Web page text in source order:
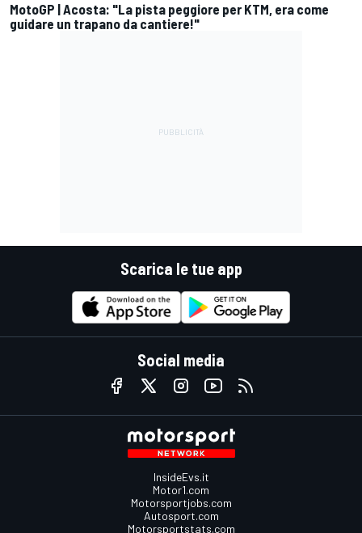
MotoGP | Acosta: "La pista peggiore per KTM, era come
guidare un trapano da cantiere!"
Scarica le tue app
Social media
InsideEvs.it
Motor1.com
Motorsportjobs.com
Autosport.com
Motorsportstats.com